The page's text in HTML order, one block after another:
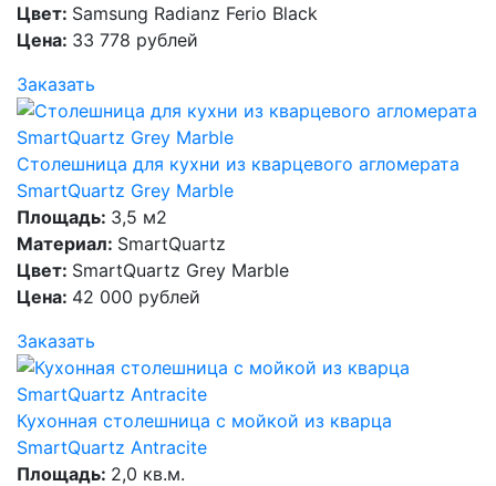
Цвет: Samsung Radianz Ferio Black
Цена: 33 778 рублей
Заказать
Столешница для кухни из кварцевого агломерата
SmartQuartz Grey Marble
Площадь: 3,5 м2
Материал: SmartQuartz
Цвет: SmartQuartz Grey Marble
Цена: 42 000 рублей
Заказать
Кухонная столешница с мойкой из кварца
SmartQuartz Antracite
Площадь: 2,0 кв.м.